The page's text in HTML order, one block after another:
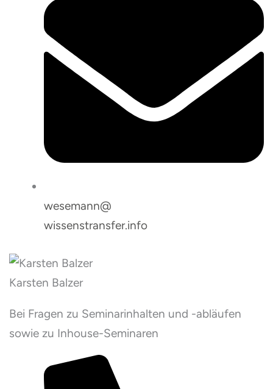
wesemann@
wissenstransfer.info
Karsten Balzer
Bei Fragen zu Seminarinhalten und -abläufen
sowie zu Inhouse-Seminaren